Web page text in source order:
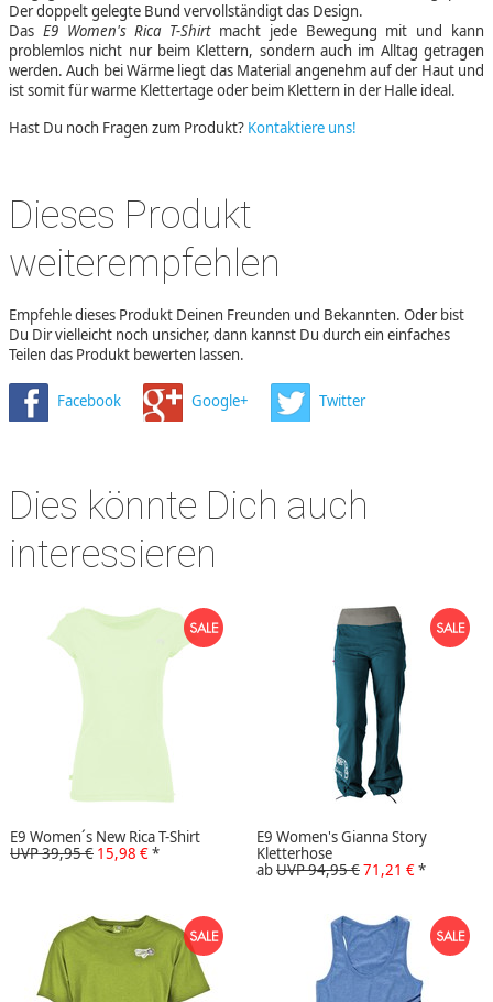
Der doppelt gelegte Bund vervollständigt das Design.
Das E9 Women's Rica T-Shirtmacht jede Bewegung mit und kann
problemlos nicht nur beim Klettern, sondern auch im Alltag getragen
werden. Auch bei Wärme liegt das Material angenehm auf der Haut und
ist somit für warme Klettertage oder beim Klettern in der Halle ideal.
Hast Du noch Fragen zum Produkt? Kontaktiere uns!
Dieses Produkt
weiterempfehlen
Empfehle dieses Produkt Deinen Freunden und Bekannten. Oder bist
Du Dir vielleicht noch unsicher, dann kannst Du durch ein einfaches
Teilen das Produkt bewerten lassen.
Facebook Google+ Twitter
Dies könnte Dich auch
interessieren
E9 Women´s New Rica T-Shirt
UVP 39,95 € 15,98 €*
E9 Women's Gianna Story
Kletterhose
abUVP 94,95 €71,21 €*